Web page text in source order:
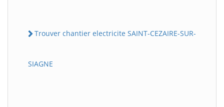
Trouver chantier electricite SAINT-CEZAIRE-SUR-
SIAGNE